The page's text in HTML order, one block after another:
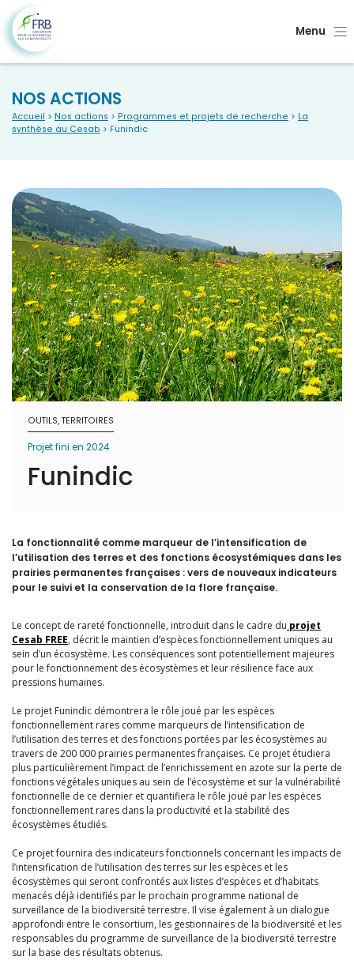
Menu
NOS ACTIONS
Accueil > Nos actions > Programmes et projets de recherche > La
synthèse au Cesab > Funindic
OUTILS, TERRITOIRES
Projet fini en 2024
Funindic
La fonctionnalité comme marqueur de l’intensification de
l’utilisation des terres et des fonctions écosystémiques dans les
prairies permanentes françaises : vers de nouveaux indicateurs
pour le suivi et la conservation de la flore française.
Le concept de rareté fonctionnelle, introduit dans le cadre du projet
Cesab FREE, décrit le maintien d’espèces fonctionnellement uniques au
sein d’un écosystème. Les conséquences sont potentiellement majeures
pour le fonctionnement des écosystèmes et leur résilience face aux
pressions humaines.
Le projet Funindic démontrera le rôle joué par les espèces
fonctionnellement rares comme marqueurs de l’intensification de
l’utilisation des terres et des fonctions portées par les écosystèmes au
travers de 200 000 prairies permanentes françaises. Ce projet étudiera
plus particulièrement l’impact de l’enrichissement en azote sur la perte de
fonctions végétales uniques au sein de l’écosystème et sur la vulnérabilité
fonctionnelle de ce dernier et quantifiera le rôle joué par les espèces
fonctionnellement rares dans la productivité et la stabilité des
écosystèmes étudiés.
Ce projet fournira des indicateurs fonctionnels concernant les impacts de
l’intensification de l’utilisation des terres sur les espèces et les
écosystèmes qui seront confrontés aux listes d’espèces et d’habitats
menacés déjà identifiés par le prochain programme national de
surveillance de la biodiversité terrestre. Il vise également à un dialogue
approfondi entre le consortium, les gestionnaires de la biodiversité et les
responsables du programme de surveillance de la biodiversité terrestre
sur la base des résultats obtenus.